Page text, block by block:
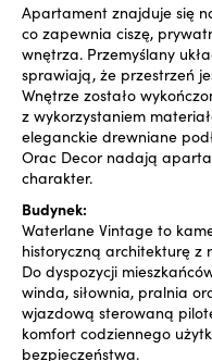
Apartament znajduje się
co zapewnia ciszę,
wnętrza. Przemyślany
sprawiają, że przestrzeń
Wnętrze zostało
z wykorzystaniem
eleganckie drewniane
Orac Decor nadają
charakter.
Budynek:
Waterlane Vintage to
historyczną architekturę z
Do dyspozycji
winda, siłownia, pralnia
wjazdową sterowaną
komfort codziennego
bezpieczeństwa.